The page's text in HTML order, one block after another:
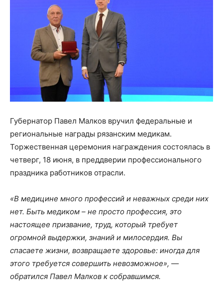
Губернатор Павел Малков вручил федеральные и
региональные награды рязанским медикам.
Торжественная церемония награждения состоялась в
четверг, 18 июня, в преддверии профессионального
праздника работников отрасли.
«В медицине много профессий и неважных среди них
нет. Быть медиком – не просто профессия, это
настоящее призвание, труд, который требует
огромной выдержки, знаний и милосердия. Вы
спасаете жизни, возвращаете здоровье: иногда для
этого требуется совершить невозможное», —
обратился Павел Малков к собравшимся.